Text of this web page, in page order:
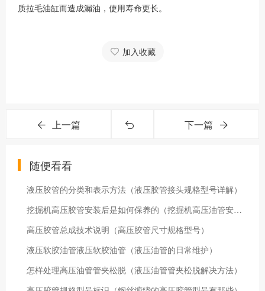
质拉毛油缸而造成漏油，使用寿命更长。
加入收藏
上一篇 下一篇
随便看看
液压胶管的分类和表示方法（液压胶管接头规格型号详解）
挖掘机高压胶管安装后是如何保养的（挖掘机高压油管安装后的保养方法）
高压胶管总成技术说明（高压胶管尺寸规格型号）
液压软胶油管液压软胶油管（液压油管的日常维护）
怎样处理高压油管管夹松脱（液压油管管夹松脱解决方法）